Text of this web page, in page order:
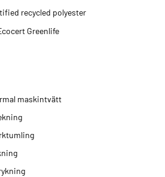
recycled polyester
Greenlife
maskintvätt